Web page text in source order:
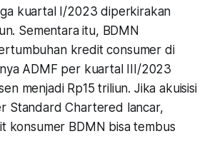
kuartal I/2023 diperkirakan
Sementara itu, BDMN
kredit consumer di
ADMF per kuartal III/2023
menjadi Rp15 triliun. Jika akuisisi
Standard Chartered lancar,
konsumer BDMN bisa tembus